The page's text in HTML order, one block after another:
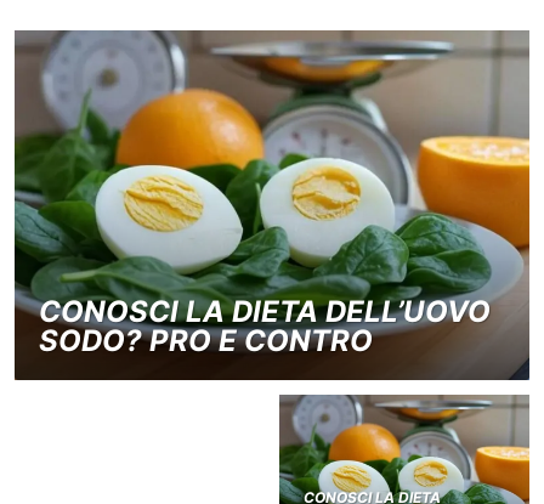
CONOSCI LA DIETA DELL’UOVO
SODO? PRO E CONTRO
CONOSCI LA DIETA